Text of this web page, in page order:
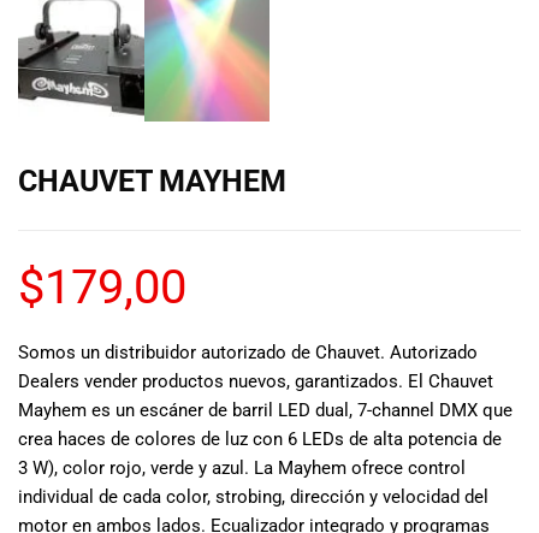
marcas del
mercado,
desde
guitarras, bajos
amplificadores,
de
instrumentos
de viento,
teclados y
accesorios
para satisfacer
todas las
CHAUVET MAYHEM
$179,00
Somos un distribuidor autorizado de Chauvet. Autorizado
Dealers vender productos nuevos, garantizados. El Chauvet
Mayhem es un escáner de barril LED dual, 7-channel DMX que
crea haces de colores de luz con 6 LEDs de alta potencia de
3 W), color rojo, verde y azul. La Mayhem ofrece control
individual de cada color, strobing, dirección y velocidad del
motor en ambos lados. Ecualizador integrado y programas